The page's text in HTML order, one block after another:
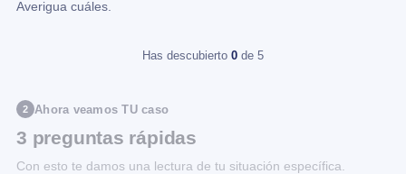
Averigua cuáles.
Has descubierto 0 de 5
2 Ahora veamos TU caso
3 preguntas rápidas
Con esto te damos una lectura de tu situación específica.